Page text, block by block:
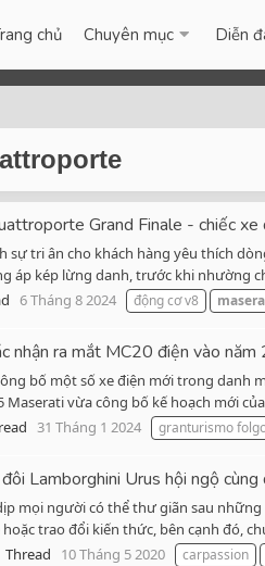
chủ Chuyên mục Diễn
Grand Finale - chiếc
sự tri ân cho khách hàng yêu thích
áp kép lừng danh, trước khi nhường
6 Tháng 8 2024 động cơ v8
nhận ra mắt MC20 điện vào
bố một số xe điện mới trong danh
Maserati vừa công bố kế hoạch mới
31 Tháng 1 2024 granturismo
Lamborghini Urus hội ngộ
mọi người có thể thư giãn sau
trao đổi kiến thức, bên cạnh đó,
Thread 10 Tháng 5 2020 carpassion